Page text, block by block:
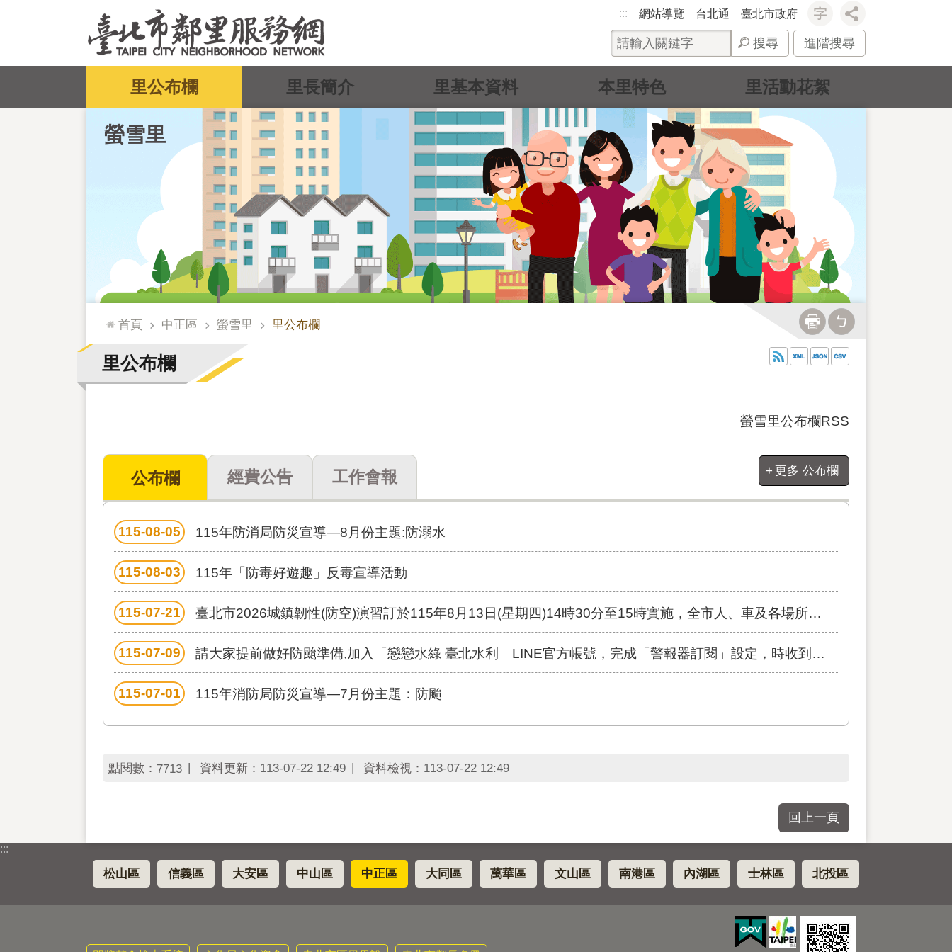
::: 網站導覽 台北通 臺北市政府
搜尋 進階搜尋
螢雪里
里公布欄 里長簡介 里基本資料 本里特色 里活動花絮
::: 首頁 中正區 螢雪里 里公布欄
里公布欄
螢雪里公布欄RSS
公布欄 經費公告 工作會報
115-08-05 115年防消局防災宣導—8月份主題:防溺水
115-08-03 115年「防毒好遊趣」反毒宣導活動
115-07-21 臺北市2026城鎮韌性(防空)演習訂於115年8月13日(星期四)14時30分至15時實施，全市人、車及各場所均須配合管制與避難演練，以免受罰。
115-07-09 請大家提前做好防颱準備,加入「戀戀水綠 臺北水利」LINE官方帳號，完成「警報器訂閱」設定，時收到水情及疏散門等重要通知!
115-07-01 115年消防局防災宣導—7月份主題：防颱
更多 公布欄
點閱數： 7713 資料更新： 113-07-22 12:49 資料檢視： 113-07-22 12:49
回上一頁
:::
松山區 信義區 大安區 中山區 中正區 大同區 萬華區 文山區 南港區 內湖區 士林區 北投區